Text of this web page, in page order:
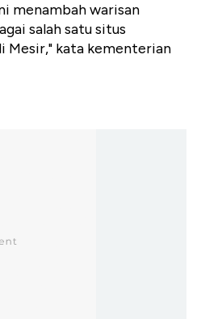
menambah warisan
salah satu situs
kata kementerian